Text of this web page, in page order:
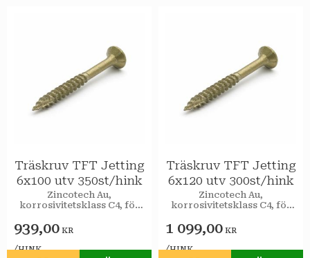
Träskruv TFT Jetting
6x100 utv 350st/hink
Zincotech Au,
korrosivitetsklass C4, för
939,00 KR
/HINK
Träskruv TFT Jetting
6x120 utv 300st/hink
Zincotech Au,
korrosivitetsklass C4, för
1 099,00 KR
/HINK